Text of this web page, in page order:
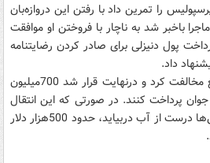
را تمرین داد با رفتن این دروازه‌بان
باخبر شد به ناچار با فروختن او موافقت
پول دنیزلی برای صادر کردن رضایتنامه
داد.
البته باشگاه روسی با این مبلغ مخالفت کرد و درنهایت قرار شد 700میلیون
جوان پرداخت کنند. در صورتی که این انتقال
طبق پیش‌بینی‌های پرسپولیسی‌ها درست از آب دربیاید، حدود 500هزار دلار